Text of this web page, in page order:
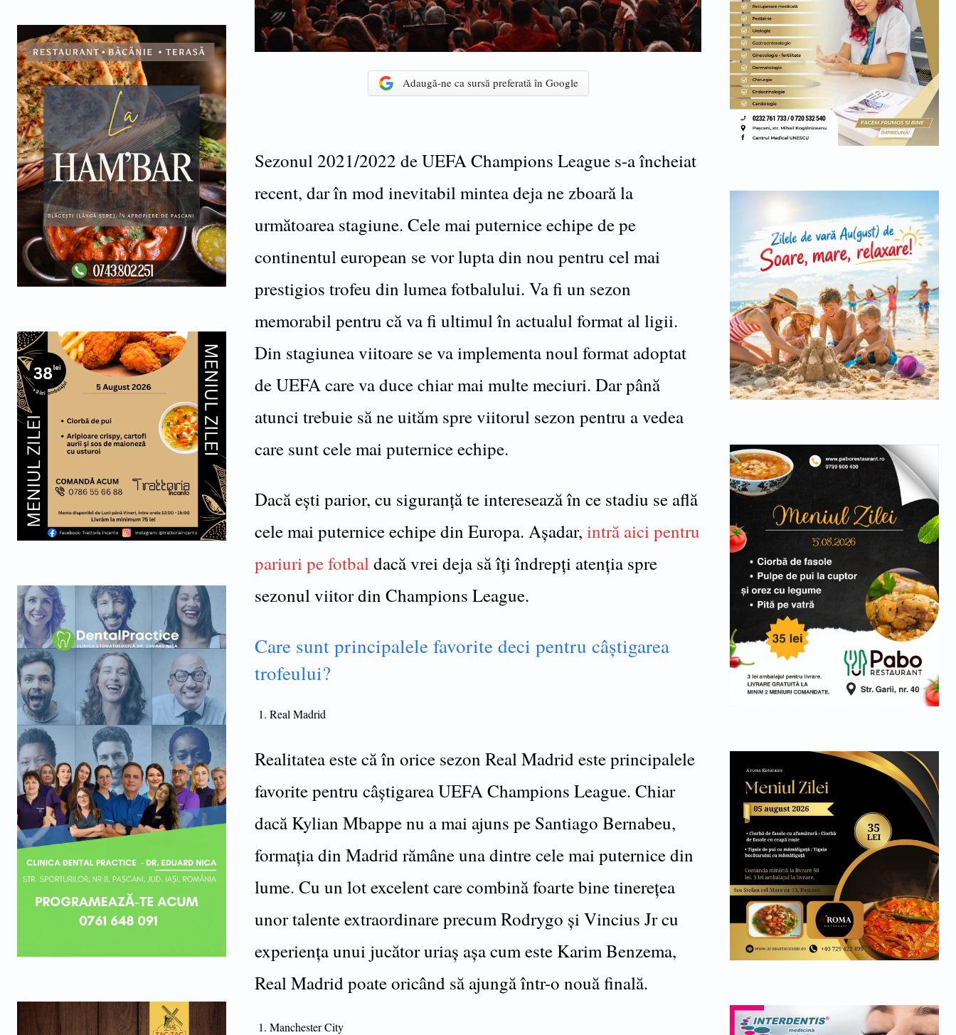
Adaugă-ne ca sursă preferată în Google
Sezonul 2021/2022 de UEFA Champions League s-a încheiat
recent, dar în mod inevitabil mintea deja ne zboară la
următoarea stagiune. Cele mai puternice echipe de pe
continentul european se vor lupta din nou pentru cel mai
prestigios trofeu din lumea fotbalului. Va fi un sezon
memorabil pentru că va fi ultimul în actualul format al ligii.
Din stagiunea viitoare se va implementa noul format adoptat
de UEFA care va duce chiar mai multe meciuri. Dar până
atunci trebuie să ne uităm spre viitorul sezon pentru a vedea
care sunt cele mai puternice echipe.
Dacă ești parior, cu siguranță te interesează în ce stadiu se află
cele mai puternice echipe din Europa. Așadar, intră aici pentru
pariuri pe fotbaldacă vrei deja să îți îndrepți atenția spre
sezonul viitor din Champions League.
Care sunt principalele favorite deci pentru câștigarea
trofeului?
Real Madrid
Realitatea este că în orice sezon Real Madrid este principalele
favorite pentru câștigarea UEFA Champions League. Chiar
dacă Kylian Mbappe nu a mai ajuns pe Santiago Bernabeu,
formația din Madrid rămâne una dintre cele mai puternice din
lume. Cu un lot excelent care combină foarte bine tinerețea
unor talente extraordinare precum Rodrygo și Vincius Jr cu
experiența unui jucător uriaș așa cum este Karim Benzema,
Real Madrid poate oricând să ajungă într-o nouă finală.
Manchester City